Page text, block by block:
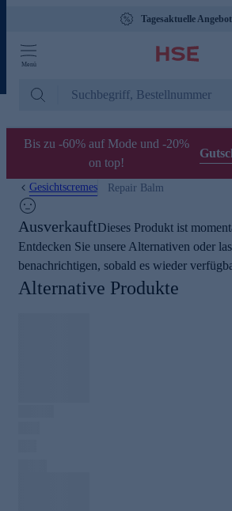
Tagesaktuelle
Menü
Bis zu -60% auf Mode und -20%
on top!
Gesichtscremes Repair Balm
AusverkauftDieses Produkt ist
Entdecken Sie unsere Alternativen oder
benachrichtigen, sobald es wieder
Alternative Produkte